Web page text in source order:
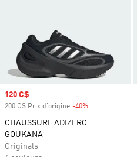
Prix soldé
120 C$
200 C$ Prix d'origine -40%
CHAUSSURE ADIZERO
GOUKANA
Originals